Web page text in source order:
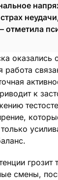
отметила
оказались
работа
к
смены,